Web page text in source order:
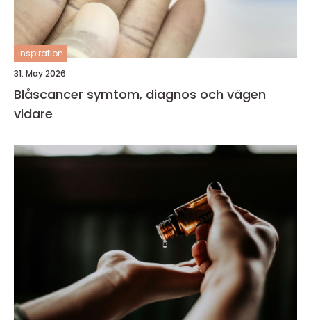
inspiration
31. May 2026
Blåscancer symtom, diagnos och vägen
vidare